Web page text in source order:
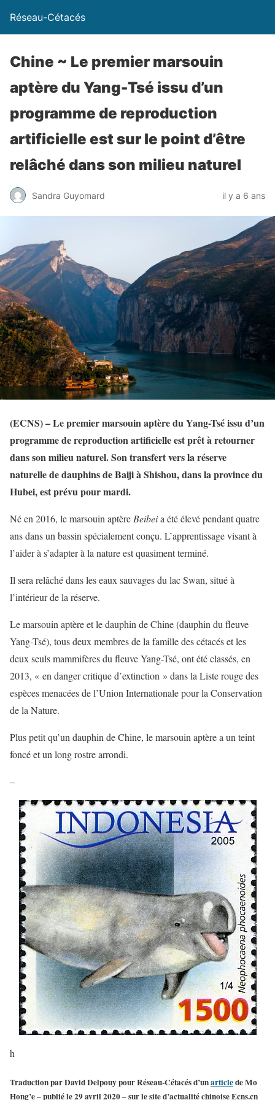
Réseau-Cétacés
Chine ~ Le premier marsouin
aptère du Yang-Tsé issu d’un
programme de reproduction
artificielle est sur le point d’être
relâché dans son milieu naturel
Sandra Guyomard il y a 6 ans
(ECNS) – Le premier marsouin aptère du Yang-Tsé issu d’un
programme de reproduction artificielle est prêt à retourner
dans son milieu naturel. Son transfert vers la réserve
naturelle de dauphins de Baiji à Shishou, dans la province du
Hubei, est prévu pour mardi.
Né en 2016, le marsouin aptère Beibeia été élevé pendant quatre
ans dans un bassin spécialement conçu. L’apprentissage visant à
l’aider à s’adapter à la nature est quasiment terminé.
Il sera relâché dans les eaux sauvages du lac Swan, situé à
l’intérieur de la réserve.
Le marsouin aptère et le dauphin de Chine (dauphin du fleuve
Yang-Tsé), tous deux membres de la famille des cétacés et les
deux seuls mammifères du fleuve Yang-Tsé, ont été classés, en
2013, « en danger critique d’extinction » dans la Liste rouge des
espèces menacées de l’Union Internationale pour la Conservation
de la Nature.
Plus petit qu’un dauphin de Chine, le marsouin aptère a un teint
foncé et un long rostre arrondi.
–
h
Traduction par David Delpouy pour Réseau-Cétacés d’unarticlede Mo
Hong’e – publié le 29 avril 2020 – sur le site d’actualité chinoise Ecns.cn